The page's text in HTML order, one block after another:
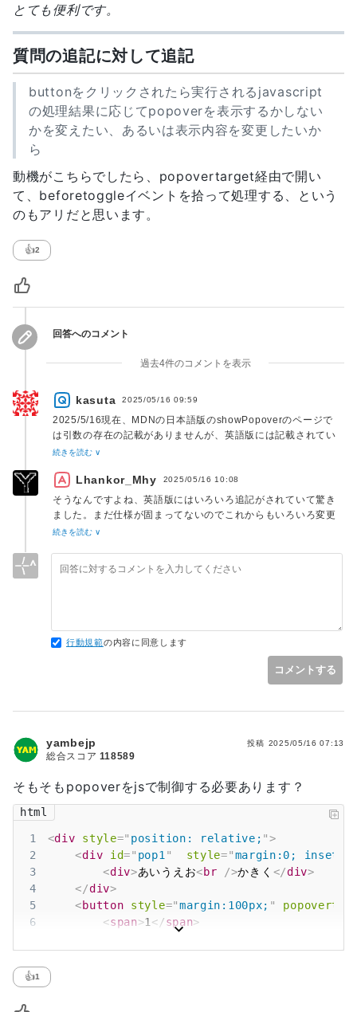
とても便利です。
質問の追記に対して追記
buttonをクリックされたら実行されるjavascript
の処理結果に応じてpopoverを表示するかしない
かを変えたい、あるいは表示内容を変更したいか
ら
動機がこちらでしたら、popovertarget経由で開い
て、beforetoggleイベントを拾って処理する、という
のもアリだと思います。
👍2
回答へのコメント
過去4件のコメントを表示
kasuta 2025/05/16 09:59
2025/5/16現在、MDNの日本語版のshowPopoverのページで
は引数の存在の記載がありませんが、英語版には記載されてい
ます。
続きを読む ∨
Lhankor_Mhy 2025/05/16 10:08
そうなんですよね、英語版にはいろいろ追記がされていて驚き
ました。まだ仕様が固まってないのでこれからもいろいろ変更
されそうですよね。
続きを読む ∨
行動規範の内容に同意します
コメントする
そもそもpopoverをjsで制御する必要あります？
html
1 <div style=" position : relative ; ">
2
<div id=" pop1 " style="margin : 0 ; inset
3
<div>あいうえお<br />かきく </div>
4
</div>
5
<button style="margin : 100px; "
6
<span>1 </span>
8
<button style="margin:100px;"
9
10
11
投稿 2025/05/16 07:13
yambejp
総合スコア 118589
👍1